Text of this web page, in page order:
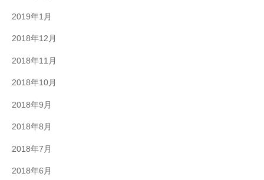
2019年1月
2018年12月
2018年11月
2018年10月
2018年9月
2018年8月
2018年7月
2018年6月